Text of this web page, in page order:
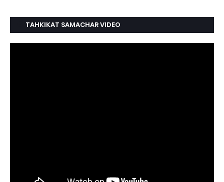
TAHKIKAT SAMACHAR VIDEO